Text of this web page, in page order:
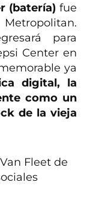
(batería) fue
para
Center en
ya
digital, la
como un
de la vieja